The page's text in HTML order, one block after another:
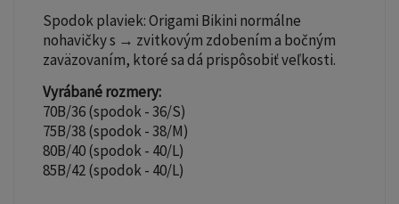
Spodok plaviek: Origami Bikini normálne
nohavičky s → zvitkovým zdobením a bočným
zaväzovaním, ktoré sa dá prispôsobiť veľkosti.
Vyrábané rozmery:
70B/36 (spodok - 36/S)
75B/38 (spodok - 38/M)
80B/40 (spodok - 40/L)
85B/42 (spodok - 40/L)